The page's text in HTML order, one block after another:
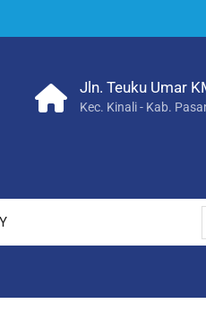
Jln. Teuku Umar
Kec. Kinali - Kab.